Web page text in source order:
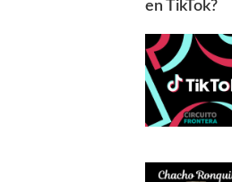
en TikTok?